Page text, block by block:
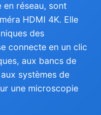
en réseau, sont
HDMI 4K. Elle
des
connecte en un clic
aux bancs de
systèmes de
une microscopie